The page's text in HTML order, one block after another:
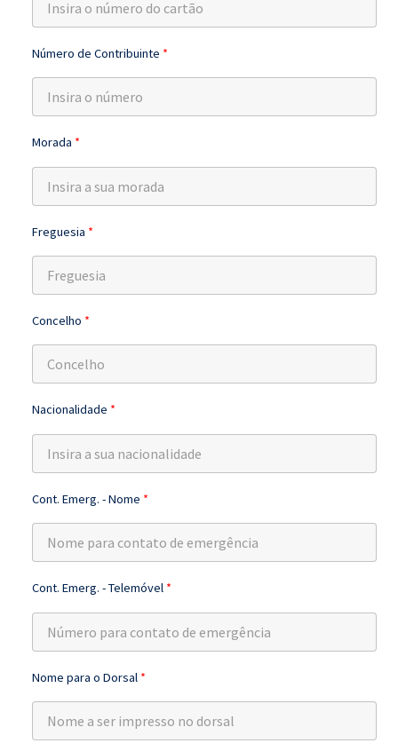
Número de Contribuinte *
Morada *
Freguesia *
Concelho *
Nacionalidade *
Cont. Emerg. - Nome *
Cont. Emerg. - Telemóvel *
Nome para o Dorsal *